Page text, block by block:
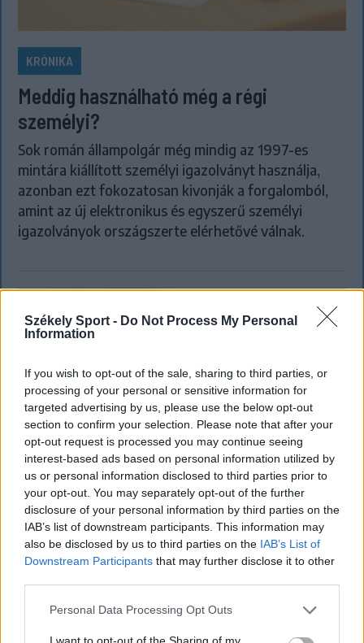
Székely Sport - Do Not Process My Personal
Information
If you wish to opt-out of the sale, sharing to third parties, or
processing of your personal or sensitive information for
targeted advertising by us, please use the below opt-out
section to confirm your selection. Please note that after your
opt-out request is processed you may continue seeing
interest-based ads based on personal information utilized by
us or personal information disclosed to third parties prior to
your opt-out. You may separately opt-out of the further
disclosure of your personal information by third parties on the
IAB’s list of downstream participants. This information may
also be disclosed by us to third parties on the IAB’s List of
Downstream Participants that may further disclose it to other
Personal Data Processing Opt Outs
I want to opt-out of the Sharing of my
KRÓNIKA
Meddig használható még a régi
személyi?
Sok román állampolgár még mindig az 1997-es
mintára kiállított személyi igazolványt használja,
azonban ezt fokozatosan kivonják a forgalomból,
amint az új elektronikus és egyszerű személyi
igazolványok országszerte elérhetővé válnak.
FŐTÉR
A Román Rendőrség azt üzeni,
semmiképpen ne higgyenek a Román
Rendőrségnek – hírmix
További híreink: sziklát akart a Dunába robbantani a